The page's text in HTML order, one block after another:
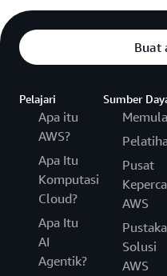
Buat
Pelajari
Apa itu
AWS?
Apa Itu
Komputasi
Cloud?
Apa Itu
AI
Agentik?
Sumber
Pusat
AWS
Pustaka
Solusi
AWS